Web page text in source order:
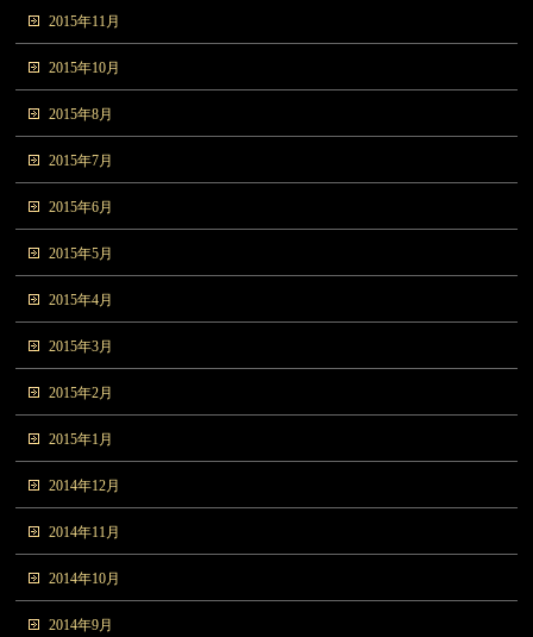
2015年11月
2015年10月
2015年8月
2015年7月
2015年6月
2015年5月
2015年4月
2015年3月
2015年2月
2015年1月
2014年12月
2014年11月
2014年10月
2014年9月